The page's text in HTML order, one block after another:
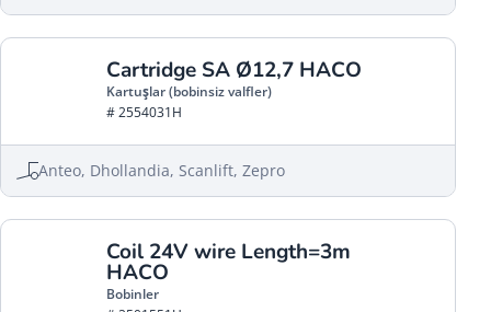
Cartridge SA Ø12,7 HACO
Kartuşlar (bobinsiz valfler)
# 2554031H
Anteo, Dhollandia, Scanlift, Zepro
Coil 24V wire Length=3m
HACO
Bobinler